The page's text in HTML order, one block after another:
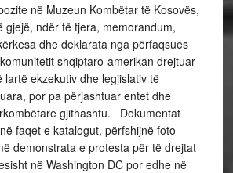
në Muzeun Kombëtar të Kosovës,
gjejë, ndër të tjera, memorandum,
dhe deklarata nga përfaqsues
shqiptaro-amerikan drejtuar
lartë ekzekutiv dhe legjislativ të
por pa përjashtuar entet dhe
gjithashtu. Dokumentat
faqet e katalogut, përfshijnë foto
demonstrata e protesta për të drejtat
në Washington DC por edhe në